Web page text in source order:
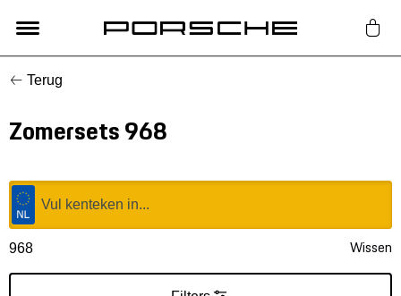
Lifestyle
Auto Accessoires
Classic
Nieuw
Terug
Zomersets 968
968 Wissen